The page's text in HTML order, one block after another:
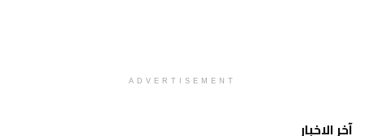
ADVERTISEMENT
آخر الاخبار